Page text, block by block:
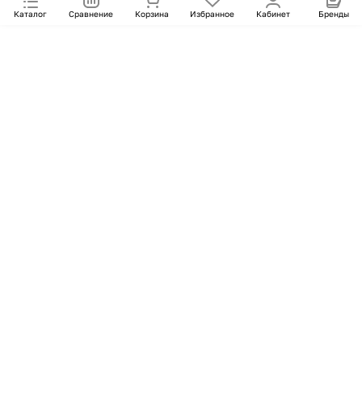
Каталог Сравнение Корзина Избранное Кабинет Бренды